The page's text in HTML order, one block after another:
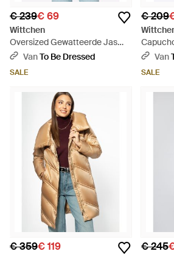
€ 239€ 69
Wittchen
Oversized Gewatteerde Jas
Met Manchetten Aan De
VanTo Be Dressed
SALE
€ 209
Van
SALE
€ 359€ 119 € 245